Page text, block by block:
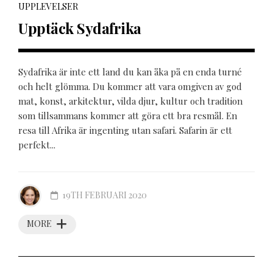
UPPLEVELSER
Upptäck Sydafrika
Sydafrika är inte ett land du kan åka på en enda turné
och helt glömma. Du kommer att vara omgiven av god
mat, konst, arkitektur, vilda djur, kultur och tradition
som tillsammans kommer att göra ett bra resmål. En
resa till Afrika är ingenting utan safari. Safarin är ett
perfekt...
MORE
19TH FEBRUARI 2020